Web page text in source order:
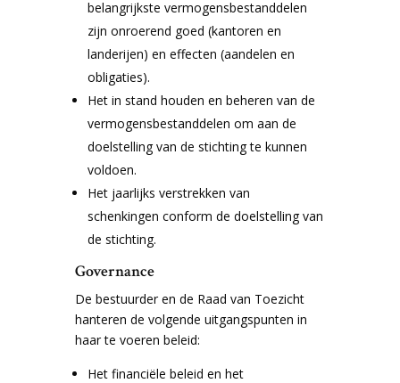
belangrijkste vermogensbestanddelen
zijn onroerend goed (kantoren en
landerijen) en effecten (aandelen en
obligaties).
Het in stand houden en beheren van de
vermogensbestanddelen om aan de
doelstelling van de stichting te kunnen
voldoen.
Het jaarlijks verstrekken van
schenkingen conform de doelstelling van
de stichting.
Governance
De bestuurder en de Raad van Toezicht
hanteren de volgende uitgangspunten in
haar te voeren beleid:
Het financiële beleid en het